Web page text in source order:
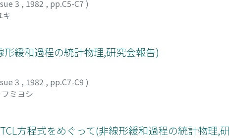
3 , 1982 , pp.C5-C7 )
キ
緩和過程の統計物理,研究会報告)
3 , 1982 , pp.C7-C9 )
ミヨシ
方程式をめぐって(非線形緩和過程の統計物理,